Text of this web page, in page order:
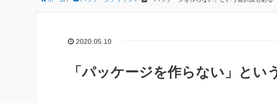
2020.05.10
「パッケージを作らない」とい